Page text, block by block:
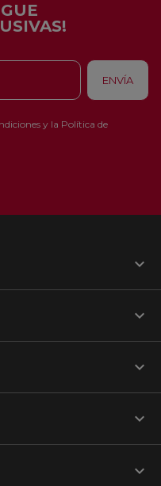
y la Política de



keyboard_arrow_down
